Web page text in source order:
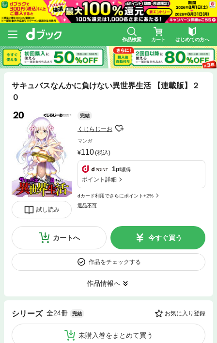
作品検索 カート はじめての方へ
サキュバスなんかに負けない異世界生活 【連載版】２
０
試し読み
完結
くじらじーお
マンガ
110(税込)
1pt獲得
ポイント詳細
dカード利用でさらにポイント+2%
返品不可
カートへ 今すぐ買う
作品をチェックする
作品情報へ
シリーズ 全24冊 完結 お気に入り登録
未購入巻をまとめて買う